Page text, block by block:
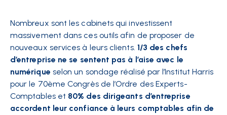
Nombreux sont les cabinets qui investissent
massivement dans ces outils afin de proposer de
nouveaux services à leurs clients. 1/3 des chefs
d’entreprise ne se sentent pas à l’aise avec le
numérique selon un sondage réalisé par l’Institut Harris
pour le 70ème Congrès de l’Ordre des Experts-
Comptables et 80% des dirigeants d’entreprise
accordent leur confiance à leurs comptables afin de